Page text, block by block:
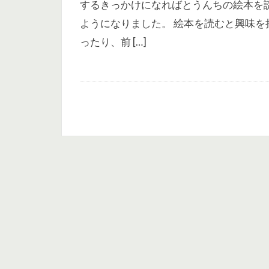
するきっかけになればとうんちの絵本を
ようになりました。 絵本を読むと興味を
ったり、前 […]